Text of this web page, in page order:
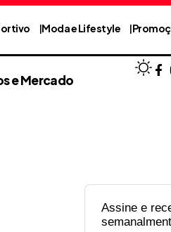
Moda e Lifestyle
e Mercado
Assine e